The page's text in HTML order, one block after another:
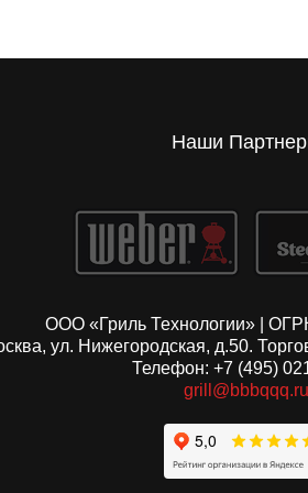
Наши
ООО «Гриль Технологии» |
ул. Нижегородская, д.50.
Телефон: +7 (495)
grill@bbbqqq.ru